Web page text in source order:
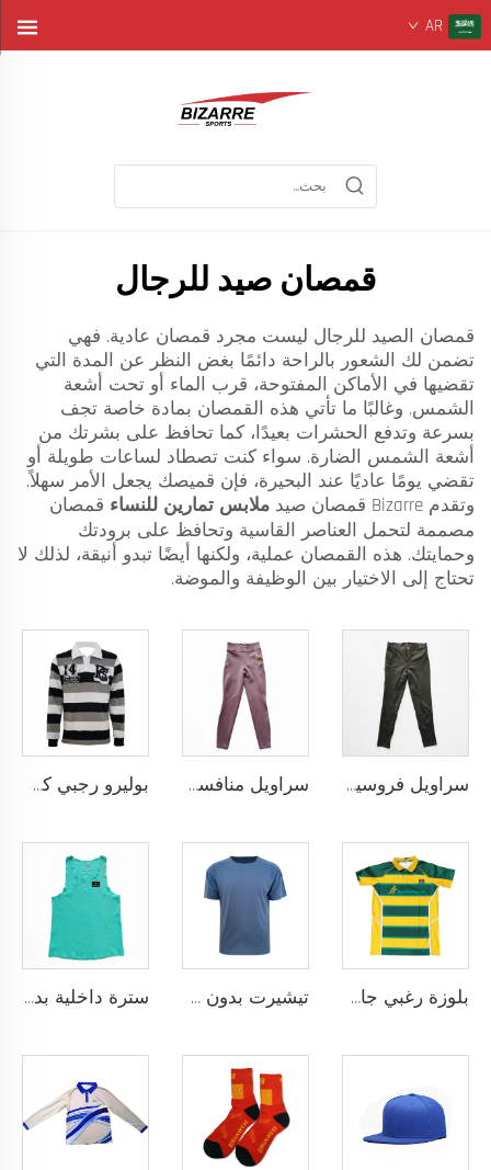
AR
قمصان صيد للرجال
قمصان الصيد للرجال ليست مجرد قمصان عادية. فهي
تضمن لك الشعور بالراحة دائمًا بغض النظر عن المدة التي
تقضيها في الأماكن المفتوحة، قرب الماء أو تحت أشعة
الشمس. وغالبًا ما تأتي هذه القمصان بمادة خاصة تجف
بسرعة وتدفع الحشرات بعيدًا، كما تحافظ على بشرتك من
أشعة الشمس الضارة. سواء كنت تصطاد لساعات طويلة أو
تقضي يومًا عاديًا عند البحيرة، فإن قميصك يجعل الأمر سهلاً.
وتقدم Bizarre قمصان صيد
ملابس تمارين للنساء قمصان
مصممة لتحمل العناصر القاسية وتحافظ على برودتك
وحمايتك. هذه القمصان عملية، ولكنها أيضًا تبدو أنيقة، لذلك لا
تحتاج إلى الاختيار بين الوظيفة والموضة.
سراويل فروسية أداء عالي مع نمط سيليكون مضاد للانزلاق وخيارات لإضافة شعار الفريق المخصص سراويل منافسة الفروسية بتقنية النقاط السيليكونية والتخصيص الكامل لنادي أو شعار شخصي بوليرو رجبي كلاسيكي مخصص مصنوع من قماش يام داي ثقيل الوزن بأكمام طويلة بتصميم رجعي للرجال
بلوزة رغبي جافة سريعة مصممة لفريق المدرسة، بلوزة رغبي بقماش أداء يسحب الرطوبة مع تخصيص بالتحميص تيشيرت بدون خياطة مصمم كقميص رياضي خالٍ من الاحتكاك لتحقيق أقصى درجات الراحة والأداء سترة داخلية بدون خياطة مع بنية شريط ملصوق حراريًا ومقاس نحيف خالٍ من الاحتكاك حسب الطلب لتجربة رياضية فائقة بدون أي إلهاء